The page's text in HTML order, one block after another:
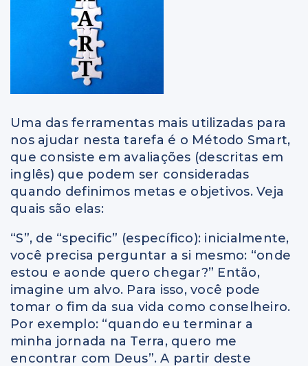
Uma das ferramentas mais utilizadas para
nos ajudar nesta tarefa é o Método Smart,
que consiste em avaliações (descritas em
inglês) que podem ser consideradas
quando definimos metas e objetivos. Veja
quais são elas:
“S”, de “specific” (específico): inicialmente,
você precisa perguntar a si mesmo: “onde
estou e aonde quero chegar?” Então,
imagine um alvo. Para isso, você pode
tomar o fim da sua vida como conselheiro.
Por exemplo: “quando eu terminar a
minha jornada na Terra, quero me
encontrar com Deus”. A partir deste